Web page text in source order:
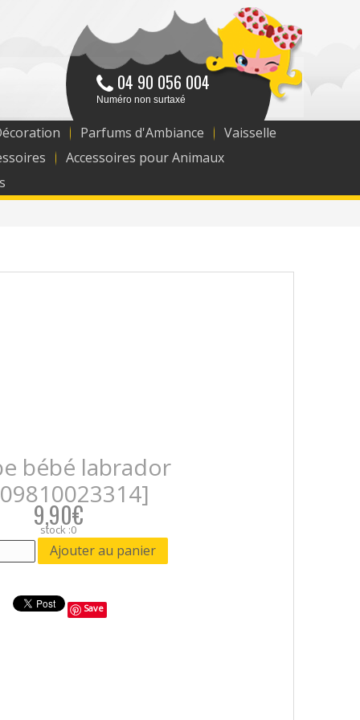
04 90 056 004
Numéro non surtaxé
Parfums d'Ambiance
Vaisselle
Accessoires pour Animaux
bébé labrador
9,90€
stock :0
Save